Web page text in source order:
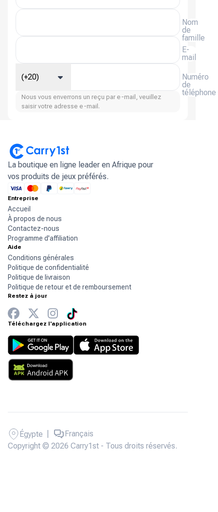
Nom
de
famille
E-
mail
Numéro
de
téléphone
(+20)
Nous vous enverrons un reçu par e-mail, veuillez
saisir votre adresse e-mail.
La boutique en ligne leader en Afrique pour
vos produits de jeux préférés.
Entreprise
Accueil
À propos de nous
Contactez-nous
Programme d'affiliation
Aide
Conditions générales
Politique de confidentialité
Politique de livraison
Politique de retour et de remboursement
Restez à jour
Téléchargez l'application
Copyright © 2026 Carry1st - Tous droits réservés.
Égypte Français